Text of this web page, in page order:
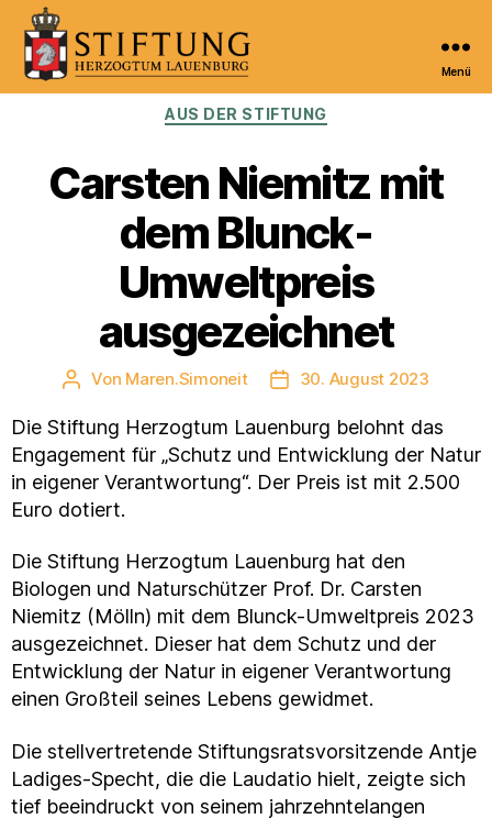
Kulturportal
Herzogtum
Lauenburg
Menü
Kategorien
AUS DER STIFTUNG
Carsten Niemitz mit
dem Blunck-
Umweltpreis
ausgezeichnet
Beitragsautor
Von Maren.Simoneit Veröffentlichungsdatum
30. August 2023
Die Stiftung Herzogtum Lauenburg belohnt das
Engagement für „Schutz und Entwicklung der Natur
in eigener Verantwortung“. Der Preis ist mit 2.500
Euro dotiert.
Die Stiftung Herzogtum Lauenburg hat den
Biologen und Naturschützer Prof. Dr. Carsten
Niemitz (Mölln) mit dem Blunck-Umweltpreis 2023
ausgezeichnet. Dieser hat dem Schutz und der
Entwicklung der Natur in eigener Verantwortung
einen Großteil seines Lebens gewidmet.
Die stellvertretende Stiftungsratsvorsitzende Antje
Ladiges-Specht, die die Laudatio hielt, zeigte sich
tief beeindruckt von seinem jahrzehntelangen